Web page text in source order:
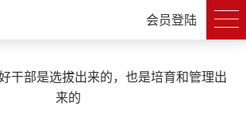
会员登陆
干部是选拔出来的，也是培育和管理出
来的